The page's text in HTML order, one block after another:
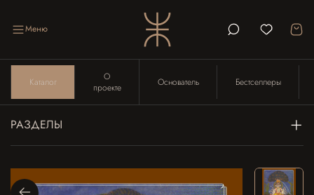
Меню
Каталог
О
проекте
Основатель Бестселлеры
РАЗДЕЛЫ